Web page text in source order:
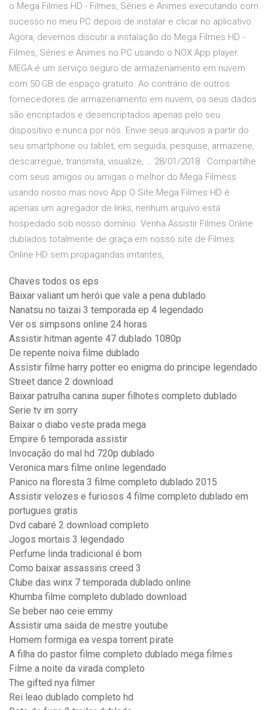
o Mega Filmes HD - Filmes, Séries e Animes executando com
sucesso no meu PC depois de instalar e clicar no aplicativo.
Agora, devemos discutir a instalação do Mega Filmes HD -
Filmes, Séries e Animes no PC usando o NOX App player.
MEGA é um serviço seguro de armazenamento em nuvem
com 50 GB de espaço gratuito. Ao contrário de outros
fornecedores de armazenamento em nuvem, os seus dados
são encriptados e desencriptados apenas pelo seu
dispositivo e nunca por nós. Envie seus arquivos a partir do
seu smartphone ou tablet, em seguida, pesquise, armazene,
descarregue, transmita, visualize, … 28/01/2018 · Compartilhe
com seus amigos ou amigas o melhor do Mega Filmess
usando nosso mas novo App O Site Mega Filmes HD é
apenas um agregador de links, nenhum arquivo está
hospedado sob nosso domínio. Venha Assistir Filmes Online
dublados totalmente de graça em nosso site de Filmes
Online HD sem propagandas irritantes,
Chaves todos os eps
Baixar valiant um herói que vale a pena dublado
Nanatsu no taizai 3 temporada ep 4 legendado
Ver os simpsons online 24 horas
Assistir hitman agente 47 dublado 1080p
De repente noiva filme dublado
Assistir filme harry potter eo enigma do principe legendado
Street dance 2 download
Baixar patrulha canina super filhotes completo dublado
Serie tv im sorry
Baixar o diabo veste prada mega
Empire 6 temporada assistir
Invocação do mal hd 720p dublado
Veronica mars filme online legendado
Panico na floresta 3 filme completo dublado 2015
Assistir velozes e furiosos 4 filme completo dublado em
portugues gratis
Dvd cabaré 2 download completo
Jogos mortais 3 legendado
Perfume linda tradicional é bom
Como baixar assassins creed 3
Clube das winx 7 temporada dublado online
Khumba filme completo dublado download
Se beber nao ceie emmy
Assistir uma saida de mestre youtube
Homem formiga ea vespa torrent pirate
A filha do pastor filme completo dublado mega filmes
Filme a noite da virada completo
The gifted nya filmer
Rei leao dublado completo hd